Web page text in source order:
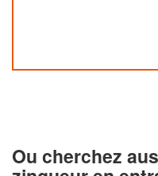
Ou cherchez